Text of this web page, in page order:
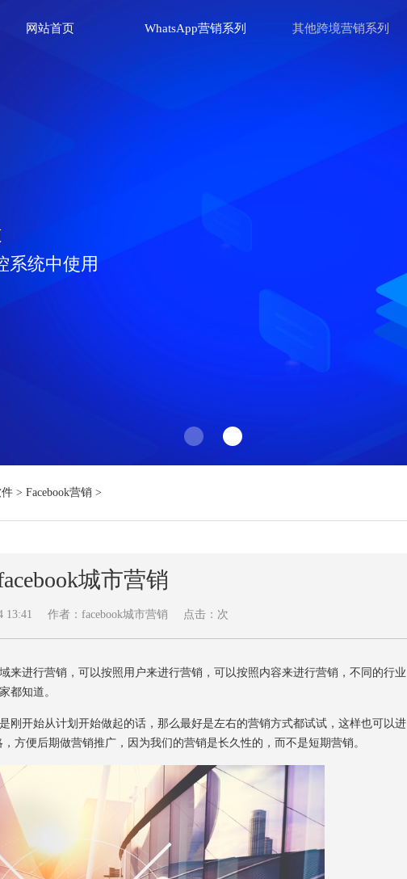
网站首页 WhatsApp营销系列 其他跨境营销系列
系统中使用
件 > Facebook营销 >
城市营销
13:41 作者：facebook城市营销 点击： 次
来进行营销，可以按照用户来进行营销，可以按照内容来进行营销，不同的行业
都知道。
开始从计划开始做起的话，那么最好是左右的营销方式都试试，这样也可以进
方便后期做营销推广，因为我们的营销是长久性的，而不是短期营销。